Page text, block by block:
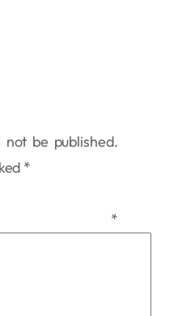
not be published.
*
*